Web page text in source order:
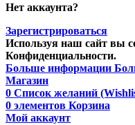
Нет аккаунта?
Зарегистрироваться
Используя наш сайт вы
Конфиденциальности.
Больше информации
Магазин
0 Список желаний
0 элементов Корзина
Мой аккаунт